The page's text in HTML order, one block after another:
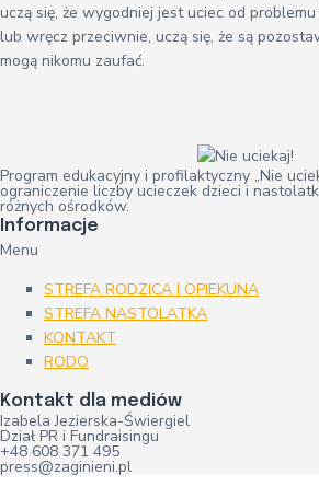
uczą się, że wygodniej jest uciec od
lub wręcz przeciwnie, uczą się, że są
mogą nikomu zaufać.
Program edukacyjny i profilaktyczny „Nie
ograniczenie liczby ucieczek dzieci i
różnych ośrodków.
Informacje
Menu
STREFA RODZICA I OPIEKUNA
STREFA NASTOLATKA
KONTAKT
RODO
Kontakt dla mediów
Izabela Jezierska-Świergiel
Dział PR i Fundraisingu
+48 608 371 495
press@zaginieni.pl